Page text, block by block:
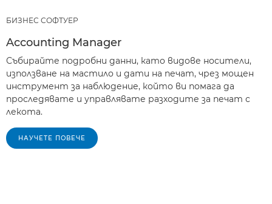
БИЗНЕС СОФТУЕР
Accounting Manager
Събирайте подробни данни, като видове носители,
използване на мастило и дати на печат, чрез мощен
инструмент за наблюдение, който ви помага да
проследявате и управлявате разходите за печат с
лекота.
НАУЧЕТЕ ПОВЕЧЕ